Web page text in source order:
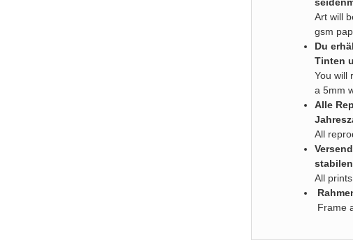
Art will
gsm
Du
Tinten
You will
a 5mm
Alle
All
All
Frame